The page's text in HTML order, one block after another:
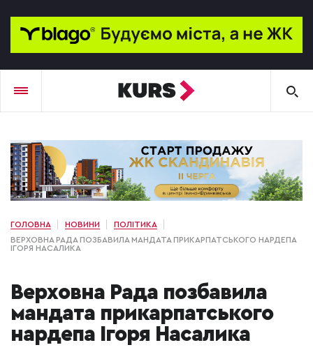
ГОЛОВНА НОВИНИ
ПОЛІТИКА
ВЕРХОВНА РАДА ПОЗБАВИЛА МАНДАТА ПРИКАРПАТСЬКОГО НАРДЕПА
ІГОРЯ НАСАЛИКА
Верховна Рада позбавила
мандата прикарпатського
нардепа Ігоря Насалика